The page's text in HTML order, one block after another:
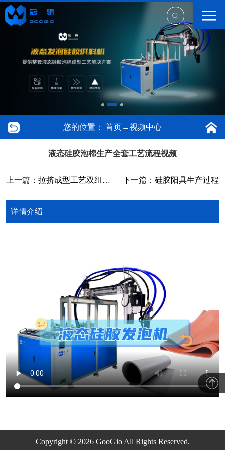
您的位置： 首页→视频中心
液态硅胶泡棉生产全套工艺流程视频
上一篇：拉挤成型工艺双组份环氧树脂、聚氨酯自动混料注胶系统 下一篇：硅胶阳具生产过程
详情介绍
Copyright © 2026 GooGio All Rights Reserved.